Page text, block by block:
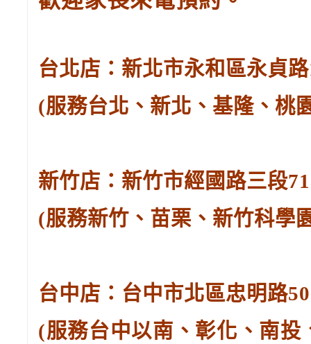
台北店：新北市永和區永貞
(服務台北、新北、基隆、桃
新竹店：新竹市經國路三段
(服務新竹、苗栗、新竹科學
台中店：台中市北區忠明路
(服務台中以南、彰化、南